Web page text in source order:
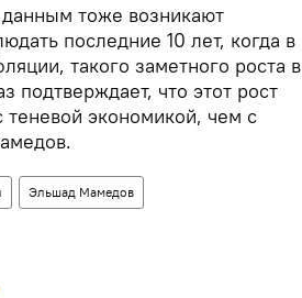
тоже возникают
последние 10 лет, когда в
такого заметного роста в
подтверждает, что этот рост
теневой экономикой, чем с
Эльшад Мамедов